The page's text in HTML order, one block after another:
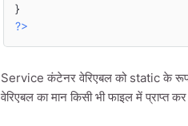
}
?>
Service कंटेनर वेरिएबल को static के रूप
वेरिएबल का मान किसी भी फाइल में